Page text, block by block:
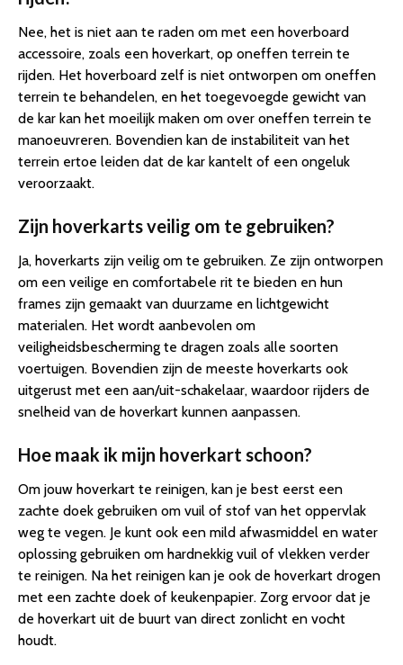
Nee, het is niet aan te raden om met een hoverboard
accessoire, zoals een hoverkart, op oneffen terrein te
rijden. Het hoverboard zelf is niet ontworpen om oneffen
terrein te behandelen, en het toegevoegde gewicht van
de kar kan het moeilijk maken om over oneffen terrein te
manoeuvreren. Bovendien kan de instabiliteit van het
terrein ertoe leiden dat de kar kantelt of een ongeluk
veroorzaakt.
Zijn hoverkarts veilig om te gebruiken?
Ja, hoverkarts zijn veilig om te gebruiken. Ze zijn ontworpen
om een veilige en comfortabele rit te bieden en hun
frames zijn gemaakt van duurzame en lichtgewicht
materialen. Het wordt aanbevolen om
veiligheidsbescherming te dragen zoals alle soorten
voertuigen. Bovendien zijn de meeste hoverkarts ook
uitgerust met een aan/uit-schakelaar, waardoor rijders de
snelheid van de hoverkart kunnen aanpassen.
Hoe maak ik mijn hoverkart schoon?
Om jouw hoverkart te reinigen, kan je best eerst een
zachte doek gebruiken om vuil of stof van het oppervlak
weg te vegen. Je kunt ook een mild afwasmiddel en water
oplossing gebruiken om hardnekkig vuil of vlekken verder
te reinigen. Na het reinigen kan je ook de hoverkart drogen
met een zachte doek of keukenpapier. Zorg ervoor dat je
de hoverkart uit de buurt van direct zonlicht en vocht
houdt.